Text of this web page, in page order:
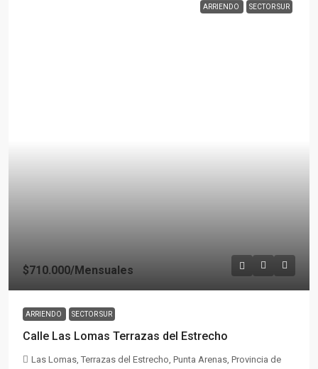
ARRIENDO SECTOR SUR
$710.000/Mensuales
ARRIENDO SECTOR SUR
Calle Las Lomas Terrazas del Estrecho
Las Lomas, Terrazas del Estrecho, Punta Arenas, Provincia de